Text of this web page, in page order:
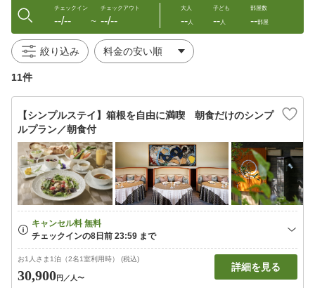
チェックイン
--/-- 〜
チェックアウト
--/--
大人
--人
子ども
--人
部屋数
--部屋
絞り込み
11件
【シンプルステイ】箱根を自由に満喫 朝食だけのシンプ
ルプラン／朝食付
お1人さま1泊（2名1室利用時） (税込)
30,900円 ／人〜
詳細を見る